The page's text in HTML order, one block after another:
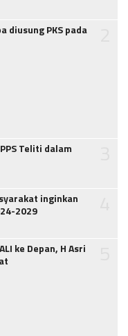
diusung PKS pada
Teliti dalam
inginkan
2029
ke Depan, H Asri